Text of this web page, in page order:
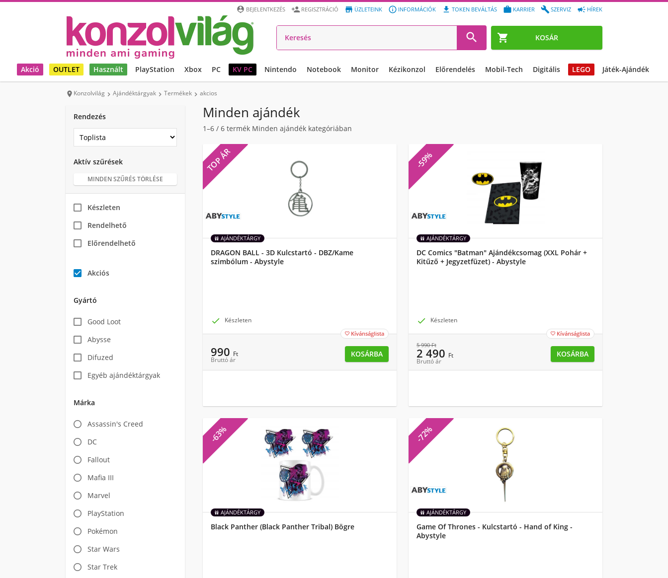
 KOSÁR
 HÍREK
 SZERVIZ
 KARRIER
 TOKEN BEVÁLTÁS
 INFORMÁCIÓK
 ÜZLETEINK
 REGISZTRÁCIÓ
 BEJELENTKEZÉS

Akció OUTLET Használt PlayStation Xbox PC KV PC Nintendo Notebook Monitor Kézikonzol Előrendelés Mobil-Tech Digitális LEGO Játék-Ajándék
 Konzolvilág  Ajándéktárgyak  Termékek  akcios
Rendezés
Aktív szűrések
MINDEN SZŰRÉS TÖRLÉSE
Készleten
Rendelhető
Előrendelhető
Akciós
Gyártó
Good Loot
Abysse
Difuzed
Egyéb ajándéktárgyak
Márka
Assassin's Creed
DC
Fallout
Mafia III
Marvel
PlayStation
Pokémon
Star Wars
Star Trek
Minden ajándék
1–6 / 6 termék Minden ajándék kategóriában
TOP ÁR
AJÁNDÉKTÁRGY
DRAGON BALL - 3D Kulcstartó - DBZ/Kame
szimbólum - Abystyle
 Készleten
 Kívánságlista
990 Ft
Bruttó ár
KOSÁRBA
-59%
AJÁNDÉKTÁRGY
DC Comics "Batman" Ajándékcsomag (XXL Pohár +
Kitűző + Jegyzetfüzet) - Abystyle
 Készleten
 Kívánságlista
5 990Ft
2 490 Ft
Bruttó ár
KOSÁRBA
-63%
AJÁNDÉKTÁRGY
Black Panther (Black Panther Tribal) Bögre
-72%
AJÁNDÉKTÁRGY
Game Of Thrones - Kulcstartó - Hand of King -
Abystyle